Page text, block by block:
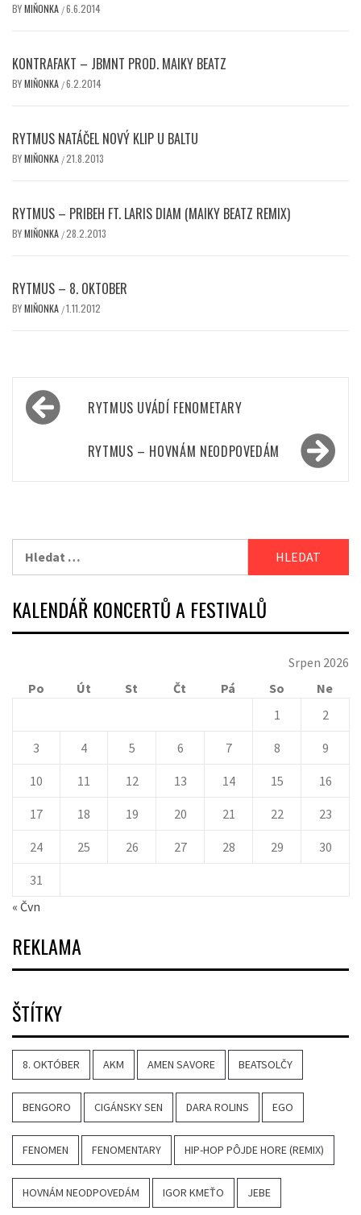
BYMIŇONKA /6.6.2014
KONTRAFAKT – JBMNT PROD. MAIKY BEATZ
BYMIŇONKA /6.2.2014
RYTMUS NATÁČEL NOVÝ KLIP U BALTU
BYMIŇONKA /21.8.2013
RYTMUS – PRIBEH FT. LARIS DIAM (MAIKY BEATZ REMIX)
BYMIŇONKA /28.2.2013
RYTMUS – 8. OKTOBER
BYMIŇONKA /1.11.2012
Navigace
pro
příspěvek
RYTMUS UVÁDÍ FENOMETARY
RYTMUS – HOVNÁM NEODPOVEDÁM
KALENDÁŘ KONCERTŮ A FESTIVALŮ
Srpen 2026
Po
Út St Čt Pá So
Ne
1
2
3 4 5 6 7 8 9
10 11 12 13 14 15 16
17 18 19 20 21 22 23
24 25 26 27 28 29 30
31
« Čvn
REKLAMA
ŠTÍTKY
8. OKTÓBER AKM AMEN SAVORE BEATSOLČY
BENGORO CIGÁNSKY SEN DARA ROLINS EGO
FENOMEN FENOMENTARY HIP-HOP PÔJDE HORE (REMIX)
HOVNÁM NEODPOVEDÁM IGOR KMEŤO JEBE